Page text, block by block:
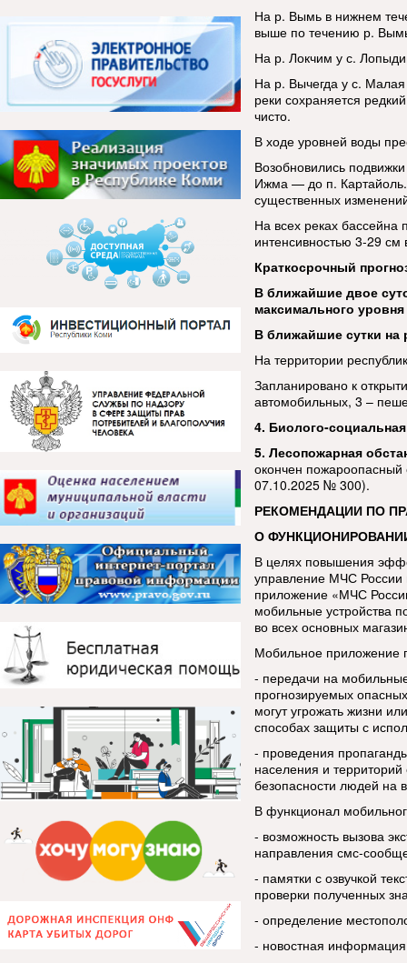
На р. Вымь в нижнем
выше по течению р.
На р. Локчим у с.
На р. Вычегда у с. Малая
реки сохраняется
чисто.
В ходе уровней воды
Возобновились
Ижма — до п. Картайоль.
существенных
На всех реках бассейна
интенсивностью 3-29 см
Краткосрочный
В ближайшие двое
максимального
В ближайшие сутки на
На территории
Запланировано к
автомобильных, 3 –
4. Биолого-
5. Лесопожарная
окончен пожароопасный
07.10.2025 № 300).
РЕКОМЕНДАЦИИ ПО
О
В целях повышения
управление МЧС России
приложение «МЧС
мобильные устройства
во всех основных
Мобильное приложение
- передачи на
прогнозируемых
могут угрожать жизни
способах защиты с
- проведения
населения и
безопасности людей на
В функционал
- возможность вызова
направления смс-
- памятки с озвучкой
проверки полученных
- определение
- новостная